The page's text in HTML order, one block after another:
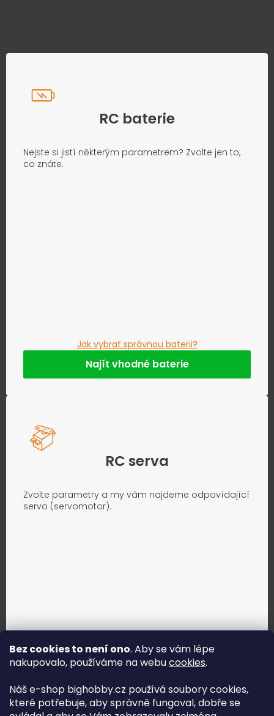
Bez cookies to není ono. Aby se vám lépe
nakupovalo, používáme na webucookies.
Náš e-shop bighobby.cz používá soubory cookies,
které potřebuje, aby správně fungoval, dobře se
RC baterie
Nejste si jistí některým parametrem? Zvolte jen to,
co znáte.
Jak vybrat správnou baterii?
Najít vhodné baterie
RC serva
Zvolte parametry a my vám najdeme odpovídající
servo (servomotor).
Jak vybrat správné servo?
Najít správné servo